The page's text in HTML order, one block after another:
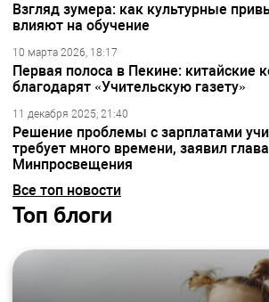
Взгляд зумера: как культурные
влияют на обучение
10 марта 2026, 18:17
Первая полоса в Пекине: китайские
благодарят «Учительскую газету»
11 декабря 2025, 21:40
Решение проблемы с зарплатами
требует много времени, заявил глава
Минпросвещения
Все топ новости
Топ блоги